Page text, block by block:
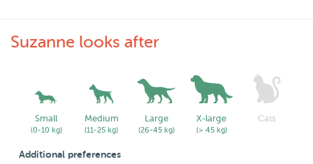
Suzanne looks after
Small
(0-10 kg)
Medium
(11-25 kg)
Large
(26-45 kg)
X-large
(> 45 kg)
Cats
Additional preferences